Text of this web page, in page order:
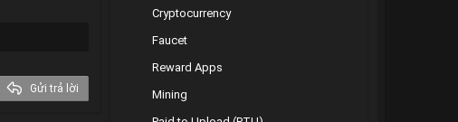
Gửi trả lời
Cryptocurrency
Faucet
Reward Apps
Mining